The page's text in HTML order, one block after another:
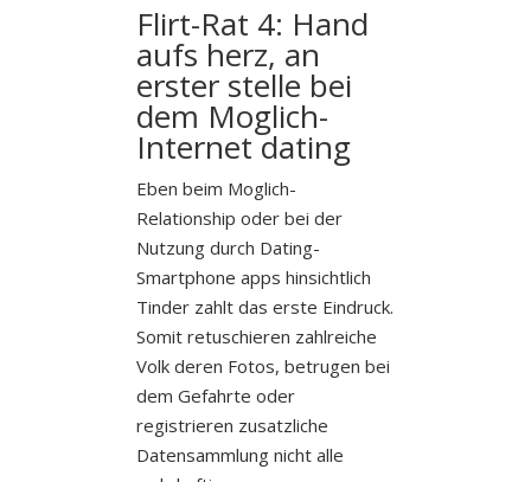
Flirt-Rat 4: Hand
aufs herz, an
erster stelle bei
dem Moglich-
Internet dating
Eben beim Moglich-
Relationship oder bei der
Nutzung durch Dating-
Smartphone apps hinsichtlich
Tinder zahlt das erste Eindruck.
Somit retuschieren zahlreiche
Volk deren Fotos, betrugen bei
dem Gefahrte oder
registrieren zusatzliche
Datensammlung nicht alle